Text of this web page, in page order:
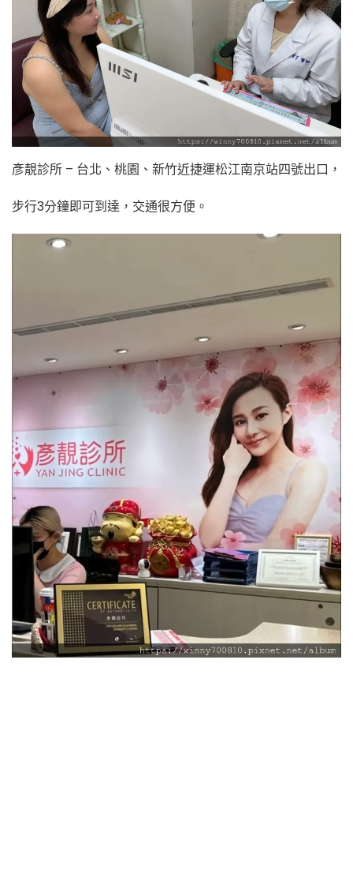
彥靚診所 – 台北、桃園、新竹近捷運松江南京站四號出口，
步行3分鐘即可到達，交通很方便。